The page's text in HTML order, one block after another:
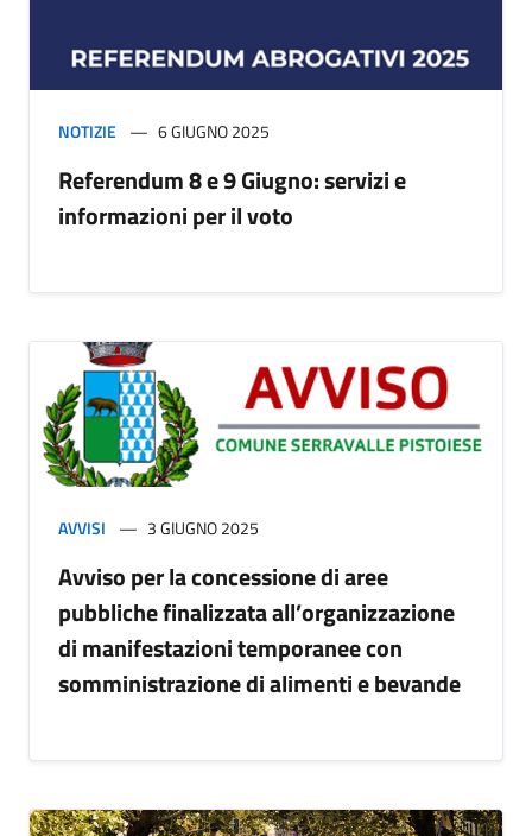
NOTIZIE 6 GIUGNO 2025
Referendum 8 e 9 Giugno: servizi e
informazioni per il voto
AVVISI 3 GIUGNO 2025
Avviso per la concessione di aree
pubbliche finalizzata all’organizzazione
di manifestazioni temporanee con
somministrazione di alimenti e bevande